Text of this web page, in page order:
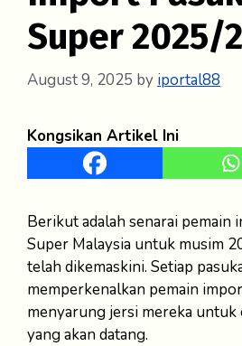
Super 2025/
August 9, 2025 by iportal88
Kongsikan Artikel Ini
Berikut adalah senarai pemain
Super Malaysia untuk musim
telah dikemaskini. Setiap
memperkenalkan pemain
menyarung jersi mereka untuk
yang akan datang.